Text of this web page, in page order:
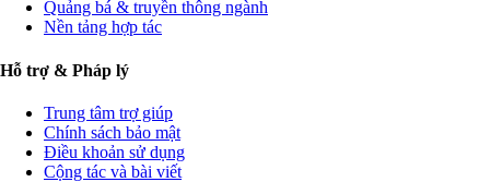
Quảng bá & truyền thông ngành
Nền tảng hợp tác
Hỗ trợ & Pháp lý
Trung tâm trợ giúp
Chính sách bảo mật
Điều khoản sử dụng
Cộng tác và bài viết